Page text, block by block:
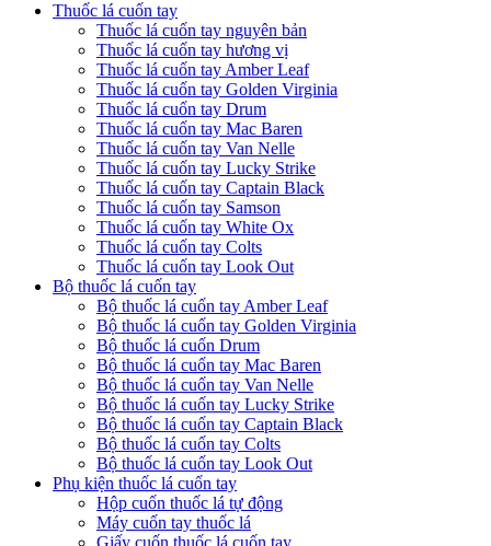
Thuốc lá cuốn tay
Thuốc lá cuốn tay nguyên bản
Thuốc lá cuốn tay hương vị
Thuốc lá cuốn tay Amber Leaf
Thuốc lá cuốn tay Golden Virginia
Thuốc lá cuốn tay Drum
Thuốc lá cuốn tay Mac Baren
Thuốc lá cuốn tay Van Nelle
Thuốc lá cuốn tay Lucky Strike
Thuốc lá cuốn tay Captain Black
Thuốc lá cuốn tay Samson
Thuốc lá cuốn tay White Ox
Thuốc lá cuốn tay Colts
Thuốc lá cuốn tay Look Out
Bộ thuốc lá cuốn tay
Bộ thuốc lá cuốn tay Amber Leaf
Bộ thuốc lá cuốn tay Golden Virginia
Bộ thuốc lá cuốn Drum
Bộ thuốc lá cuốn tay Mac Baren
Bộ thuốc lá cuốn tay Van Nelle
Bộ thuốc lá cuốn tay Lucky Strike
Bộ thuốc lá cuốn tay Captain Black
Bộ thuốc lá cuốn tay Colts
Bộ thuốc lá cuốn tay Look Out
Phụ kiện thuốc lá cuốn tay
Hộp cuốn thuốc lá tự động
Máy cuốn tay thuốc lá
Giấy cuốn thuốc lá cuốn tay